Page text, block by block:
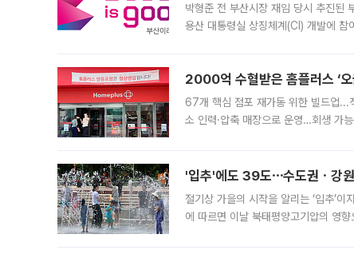
박형준 전 부산시장 재임 당시 추진된
용산 대통령실 상징체계(CI) 개발에
2000억 수혈받은 홈플러스 ‘
67개 핵심 점포 재가동 위한 빌드업...
소 인력·압축 매장으로 운영…회생 가
'입추'에도 39도⋯수도권ㆍ강
절기상 가을의 시작을 알리는 ‘입추’
에 따르면 이날 북태평양고기압의 영